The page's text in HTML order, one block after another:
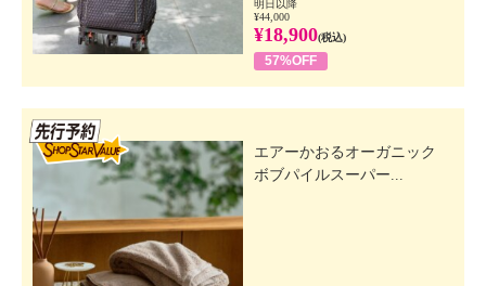
明日以降
¥44,000
¥18,900(税込)
57%OFF
エアーかおるオーガニック
ボブパイルスーパー...